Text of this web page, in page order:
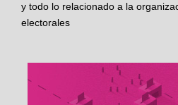
y todo lo relacionado a la
electorales